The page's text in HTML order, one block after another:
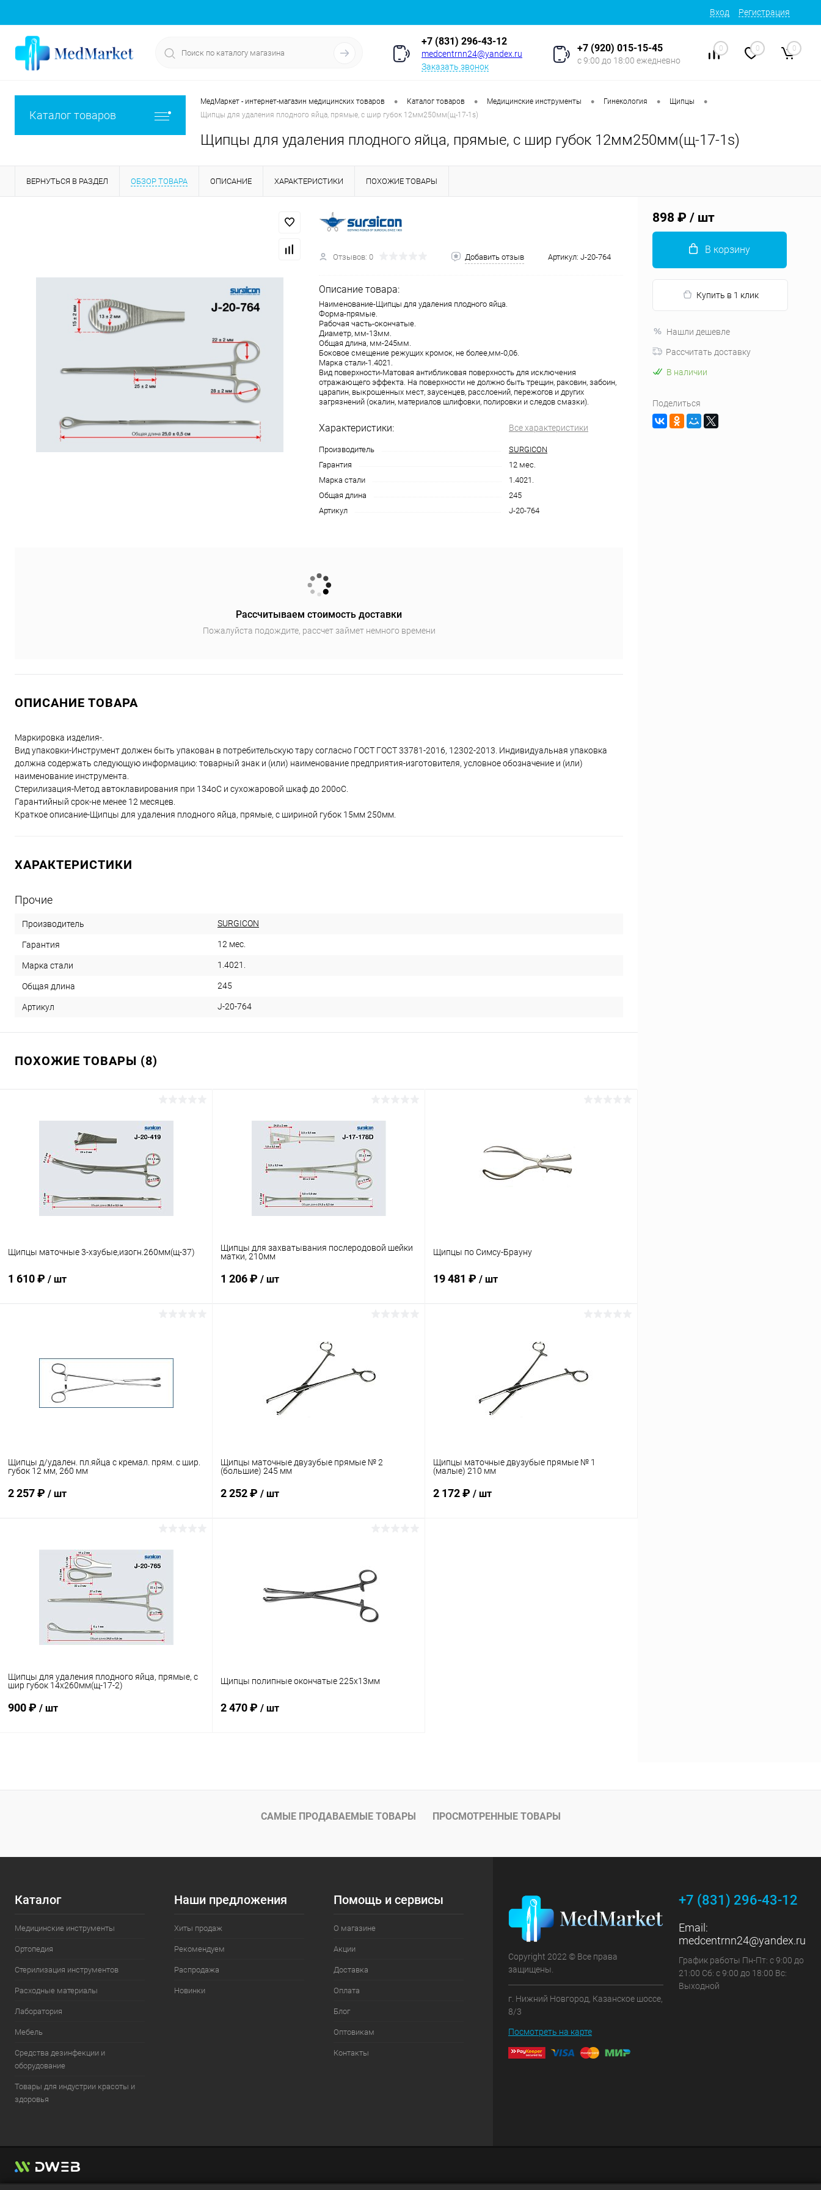
Вход Регистрация
+7 (831) 296-43-12
medcentrnn24@yandex.ru
Заказать звонок
+7 (920) 015-15-45
с 9:00 до 18:00 ежедневно
0 0 0
Каталог товаров
МедМаркет - интернет-магазин медицинских товаров • Каталог товаров • Медицинские инструменты • Гинекология • Щипцы •
Щипцы для удаления плодного яйца, прямые, с шир губок 12мм250мм(щ-17-1s)
Щипцы для удаления плодного яйца, прямые, с шир губок 12мм250мм(щ-17-1s)
ВЕРНУТЬСЯ В РАЗДЕЛ ОБЗОР ТОВАРА ОПИСАНИЕ ХАРАКТЕРИСТИКИ ПОХОЖИЕ ТОВАРЫ
Отзывов: 0 Добавить отзыв Артикул: J-20-764
Описание товара:
Наименование-Щипцы для удаления плодного яйца.
Форма-прямые.
Рабочая часть-окончатые.
Диаметр, мм-13мм.
Общая длина, мм-245мм.
Боковое смещение режущих кромок, не более,мм-0,06.
Марка стали-1.4021.
Вид поверхности-Матовая антибликовая поверхность для исключения
отражающего эффекта. На поверхности не должно быть трещин, раковин, забоин,
царапин, выкрошенных мест, заусенцев, расслоений, пережогов и других
загрязнений (окалин, материалов шлифовки, полировки и следов смазки).
Характеристики: Все характеристики
Производитель
SURGICON
Гарантия
12 мес.
Марка стали
1.4021.
Общая длина
245
Артикул
J-20-764
Рассчитываем стоимость доставки
Пожалуйста подождите, рассчет займет немного времени
ОПИСАНИЕ ТОВАРА
Маркировка изделия-.
Вид упаковки-Инструмент должен быть упакован в потребительскую тару согласно ГОCТ ГОCТ 33781-2016, 12302-2013. Индивидуальная упаковка
должна содержать следующую информацию: товарный знак и (или) наименование предприятия-изготовителя, условное обозначение и (или)
наименование инструмента.
Cтерилизация-Метод автоклавирования при 134оC и сухожаровой шкаф до 200оC.
Гарантийный срок-не менее 12 месяцев.
Краткое описание-Щипцы для удаления плодного яйца, прямые, с шириной губок 15мм 250мм.
ХАРАКТЕРИСТИКИ
Прочие
Производитель SURGICON
Гарантия 12 мес.
Марка стали 1.4021.
Общая длина 245
Артикул J-20-764
ПОХОЖИЕ ТОВАРЫ (8)
Щипцы маточные 3-хзубые,изогн.260мм(щ-37)
1 610 ₽ / шт
Купить в 1 клик Сравнение
В избранное В наличии
Щипцы для захватывания послеродовой шейки
матки, 210мм
1 206 ₽ / шт
В наличии
Щипцы по Симсу-Брауну
19 481 ₽ / шт
Под заказ
Щипцы д/удален. пл.яйца с кремал. прям. с шир.
губок 12 мм, 260 мм
2 257 ₽ / шт
Купить в 1 клик
Под заказ
Щипцы маточные двузубые прямые № 2
(большие) 245 мм
2 252 ₽ / шт
Сравнение
В избранное
Щипцы маточные двузубые прямые № 1
(малые) 210 мм
2 172 ₽ / шт
Щипцы для удаления плодного яйца, прямые, с
шир губок 14х260мм(щ-17-2)
900 ₽ / шт
Купить в 1 клик Сравнение
Щипцы полипные окончатые 225х13мм
2 470 ₽ / шт
Купить в 1 клик Сравнение
В избранное В наличии
898 ₽ / шт
В корзину
Купить в 1 клик
Нашли дешевле
Рассчитать доставку
В наличии
Поделиться
САМЫЕ ПРОДАВАЕМЫЕ ТОВАРЫ ПРОСМОТРЕННЫЕ ТОВАРЫ
Каталог
Медицинские инструменты
Ортопедия
Стерилизация инструментов
Расходные материалы
Лаборатория
Мебель
Средства дезинфекции и
оборудование
Товары для индустрии красоты и
здоровья
Наши предложения
Хиты продаж
Рекомендуем
Распродажа
Новинки
Помощь и сервисы
О магазине
Акции
Доставка
Оплата
Блог
Оптовикам
Контакты
Copyright 2022 © Все права
защищены.
г. Нижний Новгород, Казанское шоссе,
8/3
Посмотреть на карте
+7 (831) 296-43-12
Email:
medcentrnn24@yandex.ru
График работы Пн-Пт: с 9:00 до
21:00 Сб: с 9:00 до 18:00 Вс:
Выходной